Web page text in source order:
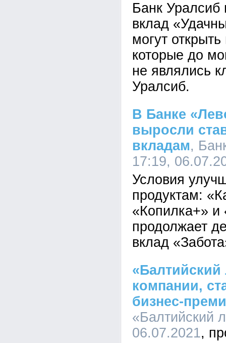
Банк Уралсиб
вклад
могут
которые до
не являлись
Уралсиб.
В Банке
выросли
вкладам,
17:19,
Условия
продуктам:
«Копилка+»
продолжает
вклад
«Балтийский
компании,
бизнес-
«Балтийский
06.07.2021